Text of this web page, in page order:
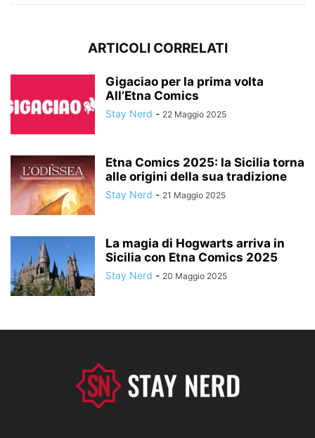
ARTICOLI CORRELATI
Gigaciao per la prima volta
All’Etna Comics
Stay Nerd - 22 Maggio 2025
Etna Comics 2025: la Sicilia torna
alle origini della sua tradizione
Stay Nerd - 21 Maggio 2025
La magia di Hogwarts arriva in
Sicilia con Etna Comics 2025
Stay Nerd - 20 Maggio 2025